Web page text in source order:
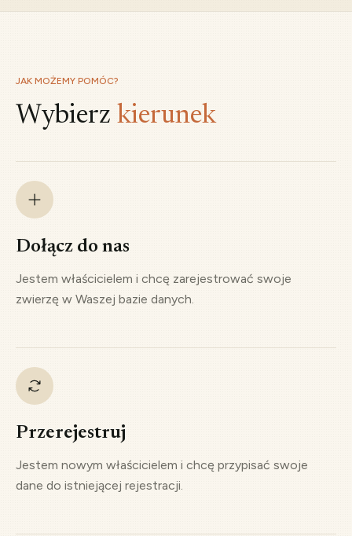
JAK MOŻEMY POMÓC?
Wybierz kierunek
Dołącz do nas
Jestem właścicielem i chcę zarejestrować swoje
zwierzę w Waszej bazie danych.
Przerejestruj
Jestem nowym właścicielem i chcę przypisać swoje
dane do istniejącej rejestracji.